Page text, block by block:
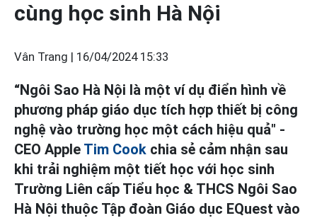
cùng học sinh Hà Nội
Vân Trang | 16/04/2024 15:33
“Ngôi Sao Hà Nội là một ví dụ điển hình về
phương pháp giáo dục tích hợp thiết bị công
nghệ vào trường học một cách hiệu quả" -
CEO Apple Tim Cook chia sẻ cảm nhận sau
khi trải nghiệm một tiết học với học sinh
Trường Liên cấp Tiểu học & THCS Ngôi Sao
Hà Nội thuộc Tập đoàn Giáo dục EQuest vào